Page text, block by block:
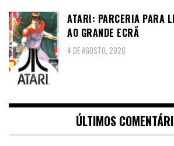
ATARI: PARCERIA PARA
AO GRANDE ECRÃ
4 DE AGOSTO, 2026
ÚLTIMOS